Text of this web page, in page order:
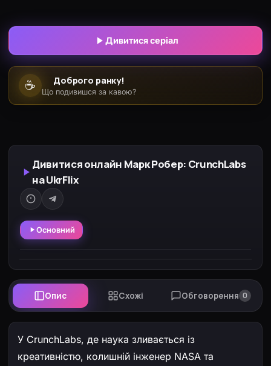
Дивитися серіал
☕ Доброго ранку!
Що подивишся за кавою?
Дивитися онлайн Марк Робер: CrunchLabs
на UkrFlix
Основний
Опис Схожі Обговорення 0
У CrunchLabs, де наука зливається із
креативністю, колишній інженер NASA та